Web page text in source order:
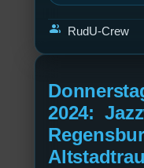
2024:
group RudU-Crew